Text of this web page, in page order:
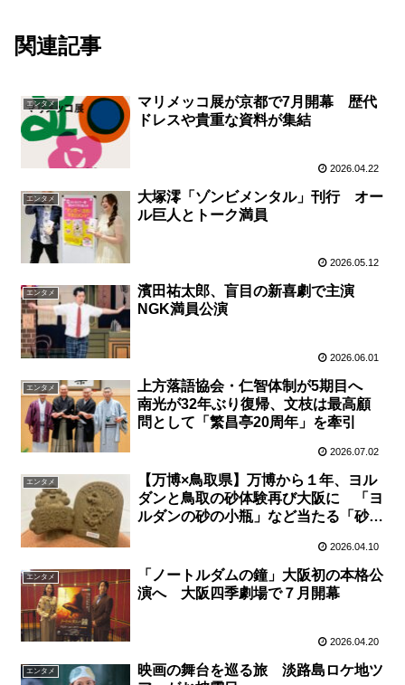
関連記事
エンタメ
マリメッコ展が京都で7月開幕 歴代
ドレスや貴重な資料が集結
2026.04.22
エンタメ
大塚澪「ゾンビメンタル」刊行 オー
ル巨人とトーク満員
2026.05.12
エンタメ
濱田祐太郎、盲目の新喜劇で主演
NGK満員公演
2026.06.01
エンタメ
上方落語協会・仁智体制が5期目へ
南光が32年ぶり復帰、文枝は最高顧
問として「繁昌亭20周年」を牽引
2026.07.02
エンタメ
【万博×鳥取県】万博から１年、ヨル
ダンと鳥取の砂体験再び大阪に 「ヨ
ルダンの砂の小瓶」など当たる「砂ガ
2026.04.10
エンタメ
「ノートルダムの鐘」大阪初の本格公
演へ 大阪四季劇場で７月開幕
2026.04.20
エンタメ
映画の舞台を巡る旅 淡路島ロケ地ツ